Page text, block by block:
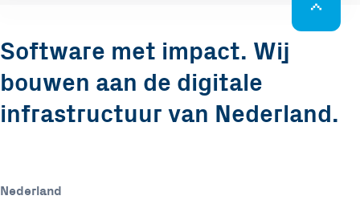
Software met impact. Wij
bouwen aan de digitale
infrastructuur van Nederland.
Nederland